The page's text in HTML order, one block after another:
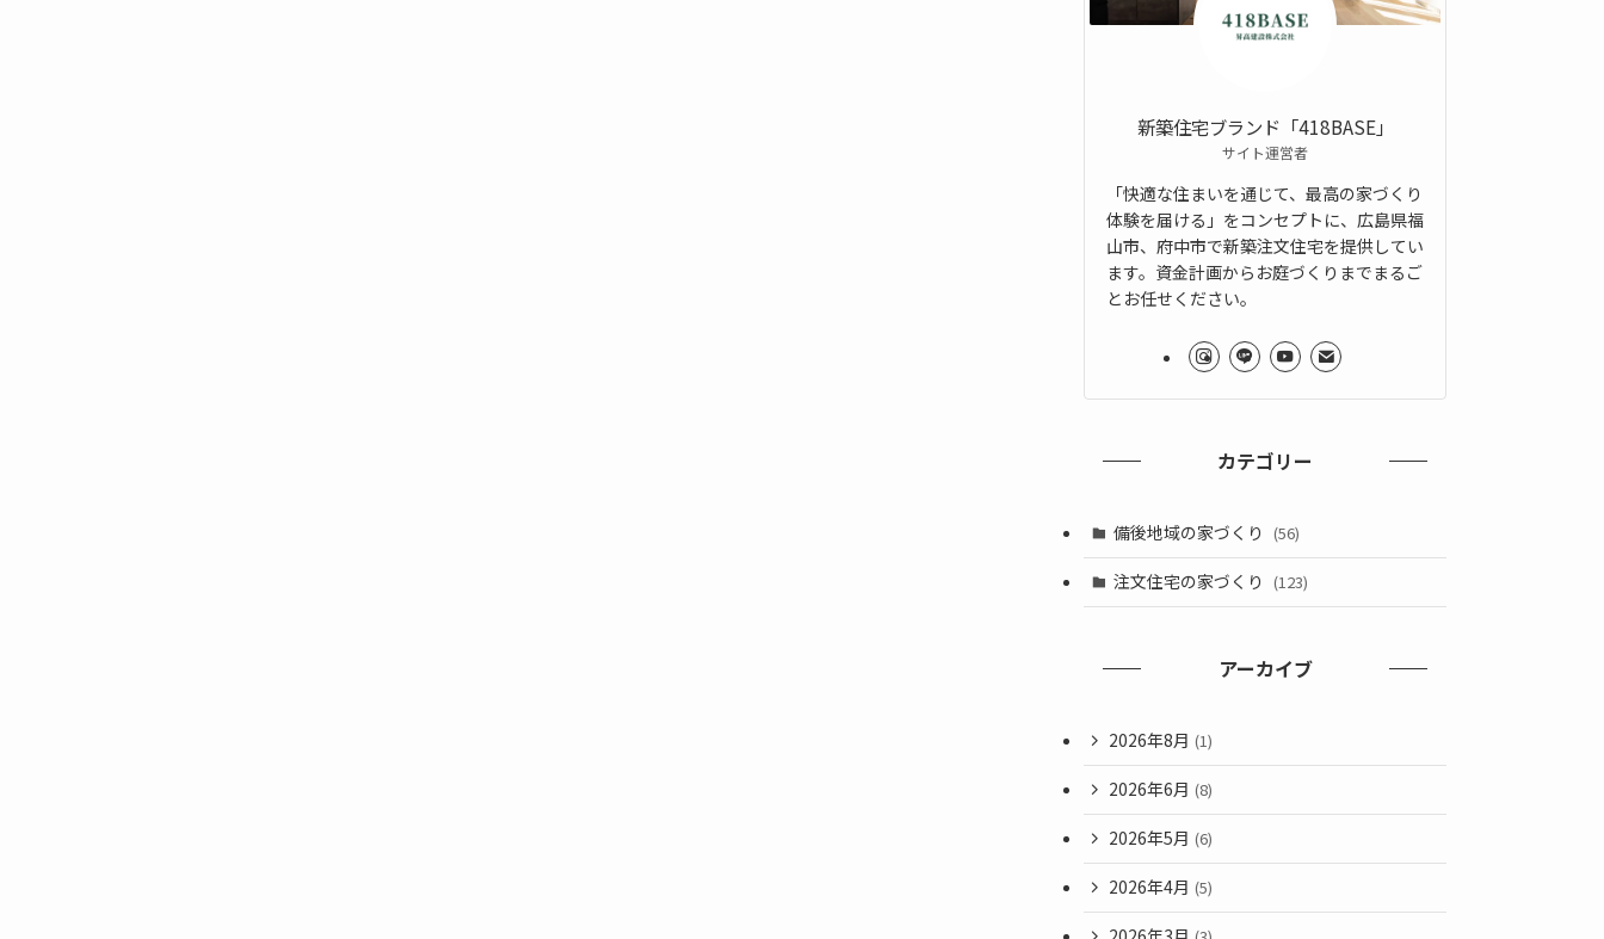
新築住宅ブランド「418BASE」
サイト運営者
「快適な住まいを通じて、最高の家づくり
体験を届ける」をコンセプトに、広島県福
山市、府中市で新築注文住宅を提供してい
ます。資金計画からお庭づくりまでまるご
とお任せください。
カテゴリー
備後地域の家づくり (56)
注文住宅の家づくり (123)
アーカイブ
2026年8月 (1)
2026年6月 (8)
2026年5月 (6)
2026年4月 (5)